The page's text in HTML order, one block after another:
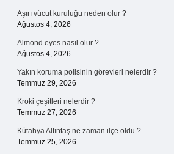
Aşırı vücut kuruluğu neden olur ?
Ağustos 4, 2026
Almond eyes nasıl olur ?
Ağustos 4, 2026
Yakın koruma polisinin görevleri nelerdir ?
Temmuz 29, 2026
Kroki çeşitleri nelerdir ?
Temmuz 27, 2026
Kütahya Altıntaş ne zaman ilçe oldu ?
Temmuz 25, 2026